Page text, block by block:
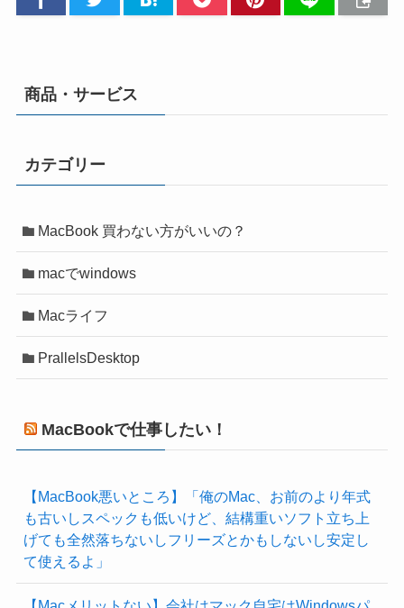
商品・サービス
カテゴリー
MacBook 買わない方がいいの？
macでwindows
Macライフ
PrallelsDesktop
MacBookで仕事したい！
【MacBook悪いところ】「俺のMac、お前のより年式
も古いしスペックも低いけど、結構重いソフト立ち上
げても全然落ちないしフリーズとかもしないし安定し
て使えるよ」